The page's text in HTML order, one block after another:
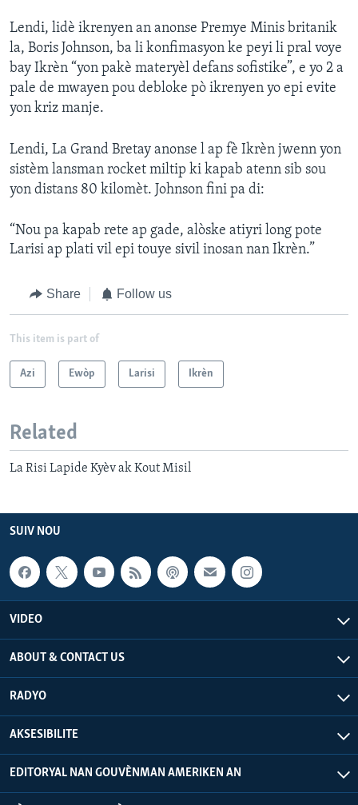
Lendi, lidè ikrenyen an anonse Premye Minis britanik
la, Boris Johnson, ba li konfimasyon ke peyi li pral voye
bay Ikrèn “yon pakè materyèl defans sofistike”, e yo 2 a
pale de mwayen pou debloke pò ikrenyen yo epi evite
yon kriz manje.
Lendi, La Grand Bretay anonse l ap fè Ikrèn jwenn yon
sistèm lansman rocket miltip ki kapab atenn sib sou
yon distans 80 kilomèt. Johnson fini pa di:
“Nou pa kapab rete ap gade, alòske atiyri long pote
Larisi ap plati vil epi touye sivil inosan nan Ikrèn.”
Share Follow us
This item is part of
Azi Ewòp Larisi Ikrèn
Related
La Risi Lapide Kyèv ak Kout Misil
SUIV NOU
VIDEO
ABOUT & CONTACT US
RADYO
AKSESIBILITE
EDITORYAL NAN GOUVÈNMAN AMERIKEN AN